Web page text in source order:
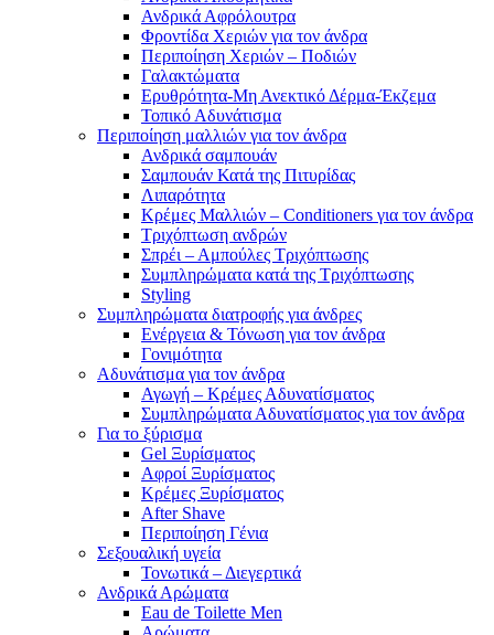
Ανδρικά Αφρόλουτρα
Φροντίδα Χεριών για τον άνδρα
Περιποίηση Χεριών – Ποδιών
Γαλακτώματα
Ερυθρότητα-Μη Ανεκτικό Δέρμα-Έκζεμα
Τοπικό Αδυνάτισμα
Περιποίηση μαλλιών για τον άνδρα
Ανδρικά σαμπουάν
Σαμπουάν Κατά της Πιτυρίδας
Λιπαρότητα
Κρέμες Μαλλιών – Conditioners για τον άνδρα
Τριχόπτωση ανδρών
Σπρέι – Αμπούλες Τριχόπτωσης
Συμπληρώματα κατά της Τριχόπτωσης
Styling
Συμπληρώματα διατροφής για άνδρες
Ενέργεια & Τόνωση για τον άνδρα
Γονιμότητα
Αδυνάτισμα για τον άνδρα
Αγωγή – Κρέμες Αδυνατίσματος
Συμπληρώματα Αδυνατίσματος για τον άνδρα
Για το ξύρισμα
Gel Ξυρίσματος
Αφροί Ξυρίσματος
Κρέμες Ξυρίσματος
After Shave
Περιποίηση Γένια
Σεξουαλική υγεία
Τονωτικά – Διεγερτικά
Ανδρικά Αρώματα
Eau de Toilette Men